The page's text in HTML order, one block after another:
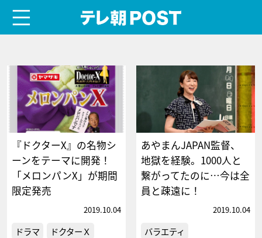
『ドクターX』の名物シ
ーンをテーマに開発！
「メロンパンX」が期間
限定発売
2019.10.04
ドラマ ドクターＸ
あやまんJAPAN監督、
地獄を経験。1000人と
繋がってたのに…今は全
員と疎遠に！
2019.10.04
バラエティ